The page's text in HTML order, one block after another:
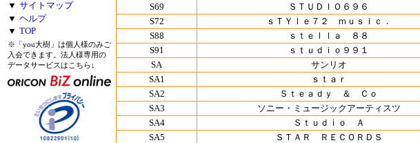
▼ サイトマップ
▼ ヘルプ
▼ TOP
※「you大樹」は個人様のみご
入会できます。法人様専用の
データサービスはこちら↓
S69
ＳＴＵＤＩＯ６９６
S72
ｓＴＹｌｅ７２ ｍｕｓｉｃ．
S88
ｓｔｅｌｌａ ８８
S91
ｓｔｕｄｉｏ９９１
SA
サンリオ
SA1
ｓｔａｒ
SA2
Ｓｔｅａｄｙ ＆ Ｃｏ
SA3
ソニー・ミュージックアーティスツ
SA4
Ｓｔｕｄｉｏ Ａ
SA5
ＳＴＡＲ ＲＥＣＯＲＤＳ